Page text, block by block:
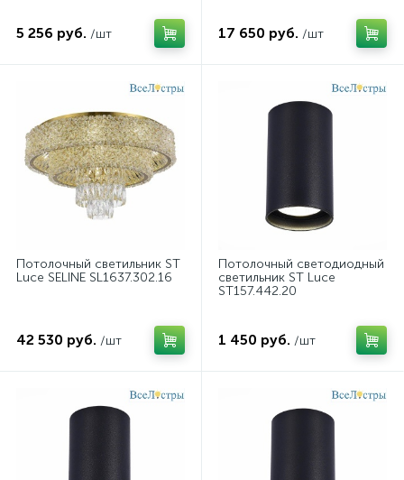
5 256 руб. /шт 17 650 руб. /шт
Потолочный светильник ST
Luce SELINE SL1637.302.16
42 530 руб. /шт
Потолочный светодиодный
светильник ST Luce
ST157.442.20
1 450 руб. /шт